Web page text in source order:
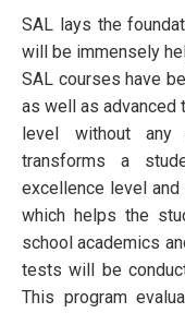
SAL lays the
will be immensely
SAL courses have
as well as advanced
level without any
transforms a
excellence level
which helps the
school academics
tests will be
This program